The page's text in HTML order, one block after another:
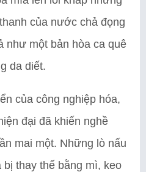
của nước chả đọng
như một bản hòa ca quê
da diết.
của công nghiệp hóa,
đại đã khiến nghề
mai một. Những lò nấu
thay thế bằng mì, keo